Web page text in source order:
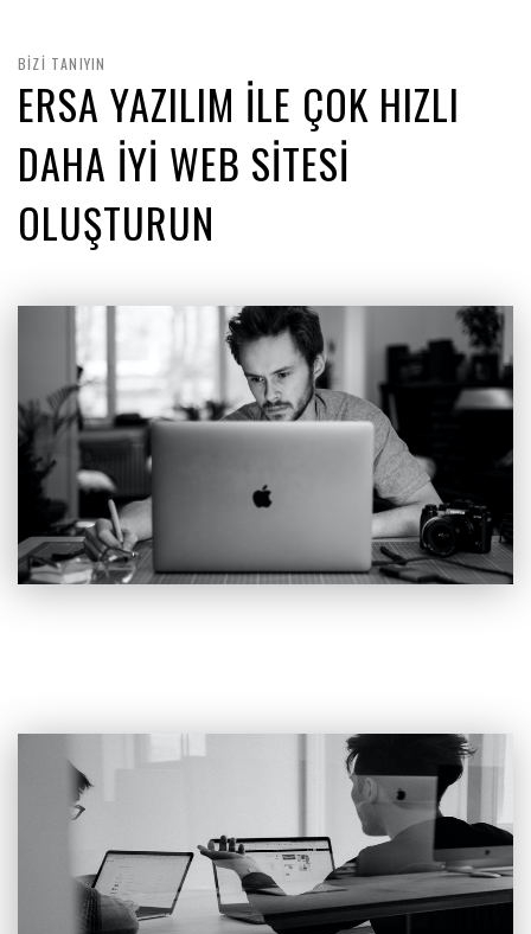
BİZİ TANIYIN
ERSA YAZILIM İLE ÇOK HIZLI
DAHA İYİ WEB SİTESİ
OLUŞTURUN